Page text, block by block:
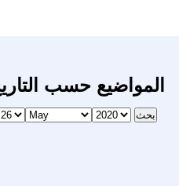
المواضيع حسب